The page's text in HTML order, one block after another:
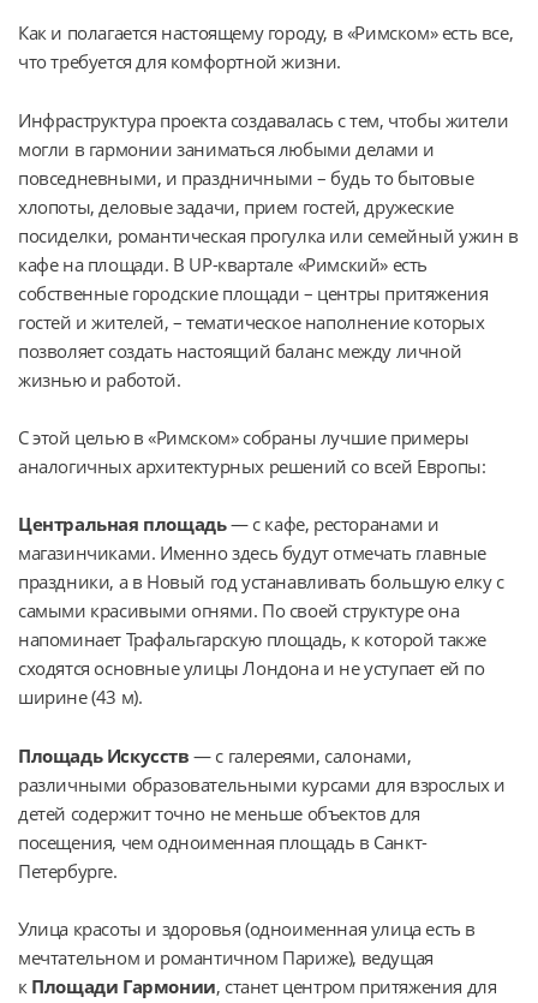
Как и полагается настоящему городу, в «Римском» есть все,
что требуется для комфортной жизни.
Инфраструктура проекта создавалась с тем, чтобы жители
могли в гармонии заниматься любыми делами и
повседневными, и праздничными – будь то бытовые
хлопоты, деловые задачи, прием гостей, дружеские
посиделки, романтическая прогулка или семейный ужин в
кафе на площади. В UP-квартале «Римский» есть
собственные городские площади – центры притяжения
гостей и жителей, – тематическое наполнение которых
позволяет создать настоящий баланс между личной
жизнью и работой.
С этой целью в «Римском» собраны лучшие примеры
аналогичных архитектурных решений со всей Европы:
Центральная площадь — с кафе, ресторанами и
магазинчиками. Именно здесь будут отмечать главные
праздники, а в Новый год устанавливать большую елку с
самыми красивыми огнями. По своей структуре она
напоминает Трафальгарскую площадь, к которой также
сходятся основные улицы Лондона и не уступает ей по
ширине (43 м).
Площадь Искусств — с галереями, салонами,
различными образовательными курсами для взрослых и
детей содержит точно не меньше объектов для
посещения, чем одноименная площадь в Санкт-
Петербурге.
Улица красоты и здоровья (одноименная улица есть в
мечтательном и романтичном Париже), ведущая
к Площади Гармонии, станет центром притяжения для